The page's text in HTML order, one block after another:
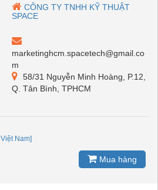
CÔNG TY TNHH KỸ THUẬT
SPACE
marketinghcm.spacetech@gmail.co
m
58/31 Nguyễn Minh Hoàng, P.12,
Q. Tân Bình, TPHCM
Việt Nam]
Mua hàng